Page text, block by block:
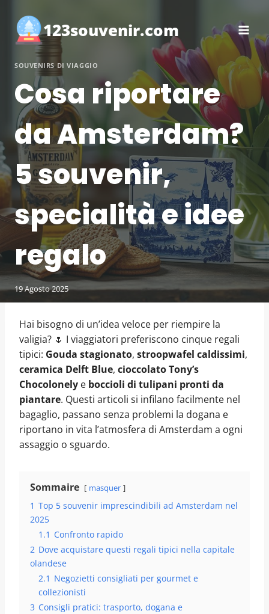
contenuto123souvenir.com
SOUVENIRS DI VIAGGIO
Cosa riportare
da Amsterdam?
5 souvenir,
specialità e idee
regalo
19 Agosto 2025
Hai bisogno di un’idea veloce per riempire la
valigia? 🌷 I viaggiatori preferiscono cinque regali
tipici: Gouda stagionato, stroopwafel caldissimi,
ceramica Delft Blue, cioccolato Tony’s
Chocolonely e boccioli di tulipani pronti da
piantare. Questi articoli si infilano facilmente nel
bagaglio, passano senza problemi la dogana e
riportano in vita l’atmosfera di Amsterdam a ogni
assaggio o sguardo.
Sommaire masquer
1 Top 5 souvenir imprescindibili ad Amsterdam nel
2025
1.1 Confronto rapido
2 Dove acquistare questi regali tipici nella capitale
olandese
2.1 Negozietti consigliati per gourmet e
collezionisti
3 Consigli pratici: trasporto, dogana e